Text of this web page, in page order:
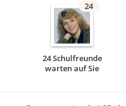
24
24 Schulfreunde
warten auf Sie